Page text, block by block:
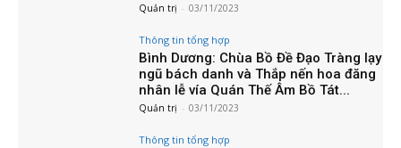
Quản trị - 03/11/2023
Thông tin tổng hợp
Bình Dương: Chùa Bồ Đề Đạo Tràng lạy
ngũ bách danh và Thắp nến hoa đăng
nhân lễ vía Quán Thế Âm Bồ Tát...
Quản trị - 03/11/2023
Thông tin tổng hợp